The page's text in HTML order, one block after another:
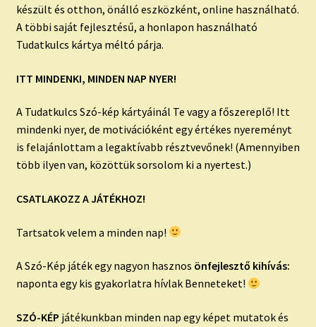
készült és otthon, önálló eszközként, online használható.
A többi saját fejlesztésű, a honlapon használható
Tudatkulcs kártya méltó párja.
ITT MINDENKI, MINDEN NAP NYER!
A Tudatkulcs Szó-kép kártyáinál Te vagy a főszereplő! Itt
mindenki nyer, de motivációként egy értékes nyereményt
is felajánlottam a legaktívabb résztvevőnek! (Amennyiben
több ilyen van, közöttük sorsolom ki a nyertest.)
CSATLAKOZZ A JÁTÉKHOZ!
Tartsatok velem a minden nap!
A Szó-Kép játék egy nagyon hasznos önfejlesztő kihívás:
naponta egy kis gyakorlatra hívlak Benneteket!
SZÓ-KÉP játékunkban minden nap egy képet mutatok és